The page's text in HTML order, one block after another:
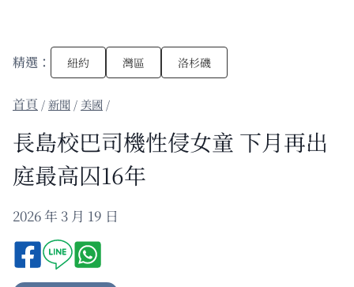
精選： 紐約 灣區 洛杉磯
/新聞 / 美國 /
長島校巴司機性侵女童 下月再出
庭最高囚16年
2026 年 3 月 19 日